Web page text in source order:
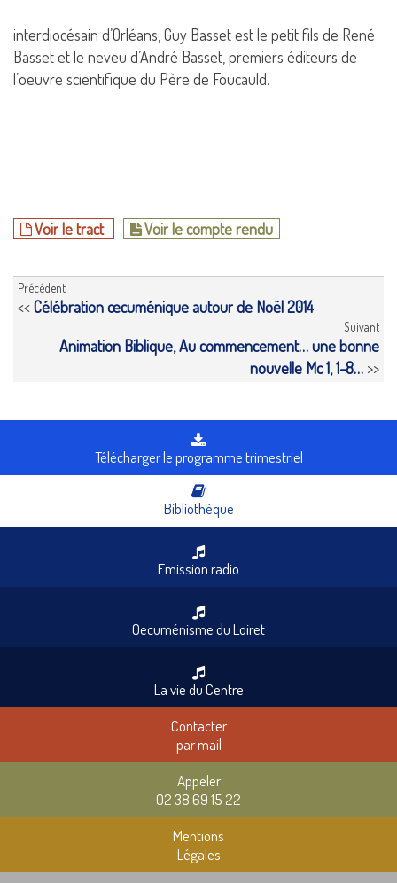
interdiocésain d’Orléans, Guy Basset est le petit fils de René
Basset et le neveu d’André Basset, premiers éditeurs de
l’oeuvre scientifique du Père de Foucauld.
Voir le tract Voir le compte rendu
Précédent
<<Célébration œcuménique autour de Noël 2014
Suivant
Animation Biblique, Au commencement… une bonne
nouvelle Mc 1, 1-8… >>
Télécharger le programme trimestriel
Bibliothèque
Emission radio
Oecuménisme du Loiret
La vie du Centre
Contacter
par mail
Appeler
02 38 69 15 22
Mentions
Légales